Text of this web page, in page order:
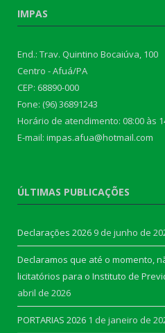
IMPAS
End.: Trav. Quintino Bocaiúva, 100
Centro - Afuá/PA
CEP: 68890-000
Fone: (96) 36891243
Horário de atendimento: 08:00 às
E-mail: impas.afua@hotmail.com
ÚLTIMAS PUBLICAÇÕES
Declarações 2026 9 de junho de
Declaramos que até o momento,
licitatórios para o Instituto de
abril de 2026
PORTARIAS 2026 1 de janeiro de